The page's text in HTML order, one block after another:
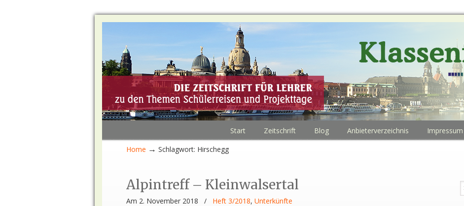
Start Zeitschrift Blog Anbieterverzeichnis Impressum
Home → Schlagwort: Hirschegg
Alpintreff – Kleinwalsertal
Am 2. November 2018 / Heft 3/2018, Unterkünfte